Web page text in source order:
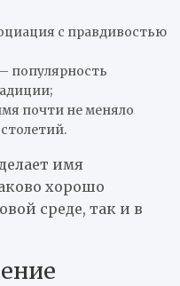
с правдивостью
популярность
почти не меняло
имя
хорошо
среде, так и в